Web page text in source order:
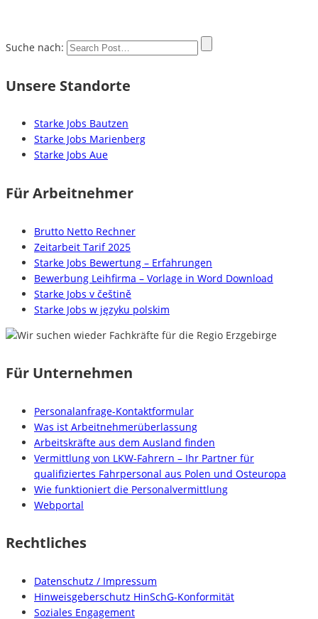
Suche nach:
Unsere Standorte
Starke Jobs Bautzen
Starke Jobs Marienberg
Starke Jobs Aue
Für Arbeitnehmer
Brutto Netto Rechner
Zeitarbeit Tarif 2025
Starke Jobs Bewertung – Erfahrungen
Bewerbung Leihfirma – Vorlage in Word Download
Starke Jobs v češtině
Starke Jobs w języku polskim
Für Unternehmen
Personalanfrage-Kontaktformular
Was ist Arbeitnehmerüberlassung
Arbeitskräfte aus dem Ausland finden
Vermittlung von LKW-Fahrern – Ihr Partner für
qualifiziertes Fahrpersonal aus Polen und Osteuropa
Wie funktioniert die Personalvermittlung
Webportal
Rechtliches
Datenschutz / Impressum
Hinweisgeberschutz HinSchG-Konformität
Soziales Engagement